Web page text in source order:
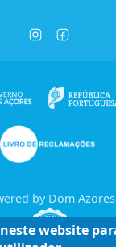
by Dom Azores
website